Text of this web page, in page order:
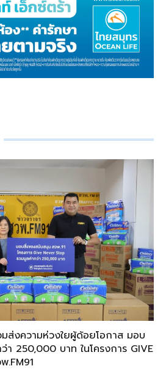
มส่งความห่วงใยผู้ด้อยโอกาส มอบ
250,000 บาท ในโครงการ GIVE
.FM91